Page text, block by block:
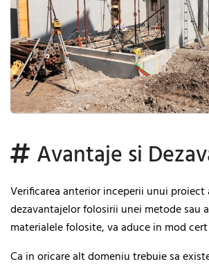
Avantaje si
Verificarea anterior inceperii unui proiect
dezavantajelor folosirii unei metode sau
materialele folosite, va aduce in mod
Ca in oricare alt domeniu trebuie sa